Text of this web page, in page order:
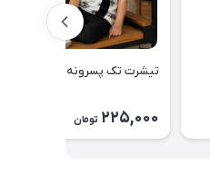
تیشرت تک پسرونه کد ۲۵۲۲
225,000 تومان